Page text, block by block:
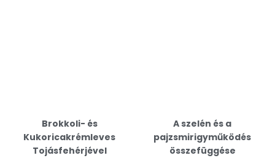
Brokkoli- és
Kukoricakrémleves
Tojásfehérjével
A szelén és a
pajzsmirigyműködés
összefüggése